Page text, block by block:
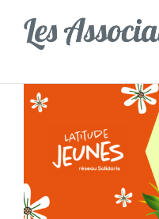
contenu